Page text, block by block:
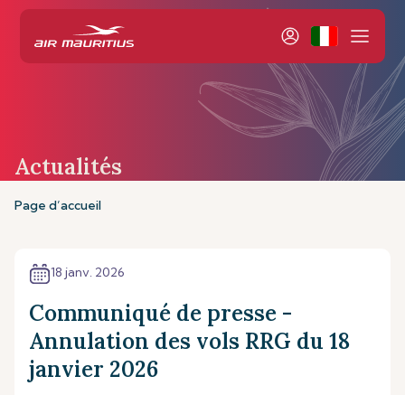
Actualités
Page d’accueil
18 janv. 2026
Communiqué de presse -
Annulation des vols RRG du 18
janvier 2026